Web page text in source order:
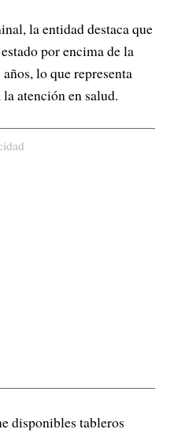
la entidad destaca que
por encima de la
lo que representa
atención en salud.
disponibles tableros